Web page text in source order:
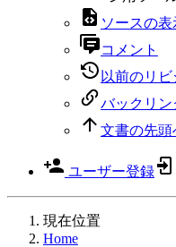
ソースの表
コメント
以前のリ
バックリン
文書の先頭
ユーザー登録
現在位置
Home